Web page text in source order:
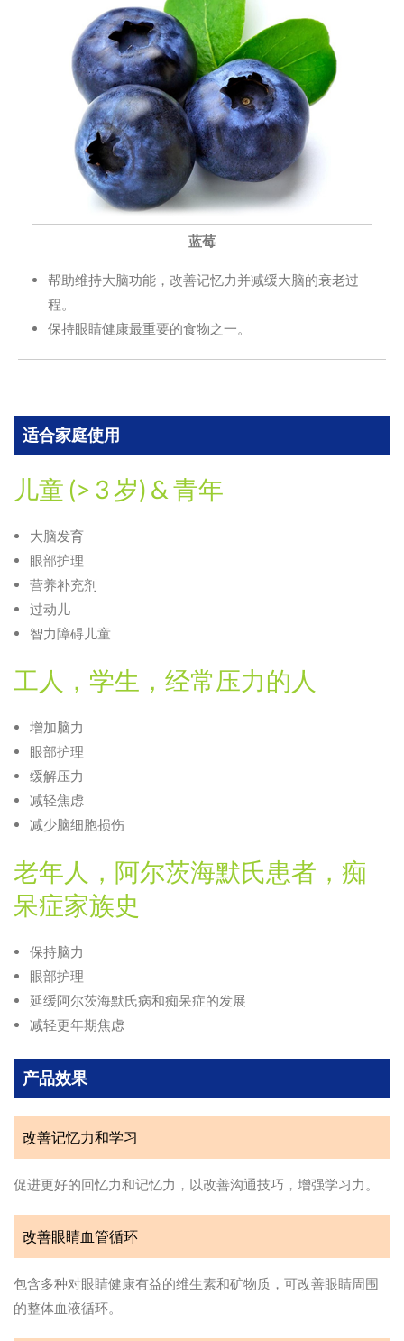
蓝莓
帮助维持大脑功能，改善记忆力并减缓大脑的衰老过
程。
保持眼睛健康最重要的食物之一。
适合家庭使用
儿童 (> 3 岁) & 青年
大脑发育
眼部护理
营养补充剂
过动儿
智力障碍儿童
工人，学生，经常压力的人
增加脑力
眼部护理
缓解压力
减轻焦虑
减少脑细胞损伤
老年人，阿尔茨海默氏患者，痴
呆症家族史
保持脑力
眼部护理
延缓阿尔茨海默氏病和痴呆症的发展
减轻更年期焦虑
产品效果
改善记忆力和学习
促进更好的回忆力和记忆力，以改善沟通技巧，增强学习力。
改善眼睛血管循环
包含多种对眼睛健康有益的维生素和矿物质，可改善眼睛周围
的整体血液循环。